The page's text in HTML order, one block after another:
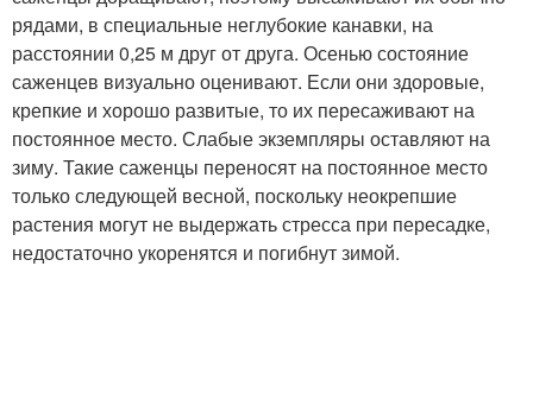
рядами, в специальные неглубокие канавки, на
расстоянии 0,25 м друг от друга. Осенью состояние
саженцев визуально оценивают. Если они здоровые,
крепкие и хорошо развитые, то их пересаживают на
постоянное место. Слабые экземпляры оставляют на
зиму. Такие саженцы переносят на постоянное место
только следующей весной, поскольку неокрепшие
растения могут не выдержать стресса при пересадке,
недостаточно укоренятся и погибнут зимой.